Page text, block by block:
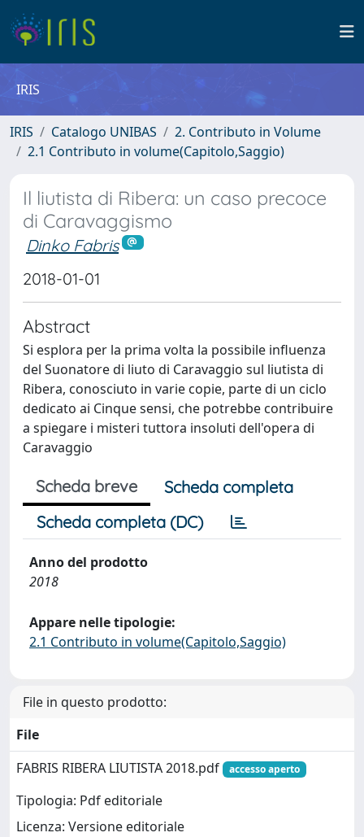
IRIS
IRIS Catalogo UNIBAS
2. Contributo in Volume
2.1 Contributo in volume(Capitolo,Saggio)
Il liutista di Ribera: un caso precoce
di Caravaggismo
Dinko Fabris
2018-01-01
Abstract
Si esplora per la prima volta la possibile influenza
del Suonatore di liuto di Caravaggio sul liutista di
Ribera, conosciuto in varie copie, parte di un ciclo
dedicato ai Cinque sensi, che potrebbe contribuire
a spiegare i misteri tuttora insoluti dell'opera di
Caravaggio
Scheda breve
Scheda completa
Scheda completa (DC)
Anno del prodotto
2018
Appare nelle tipologie:
2.1 Contributo in volume(Capitolo,Saggio)
File in questo prodotto:
File
FABRIS RIBERA LIUTISTA 2018.pdf
accesso aperto
Tipologia: Pdf editoriale
Licenza: Versione editoriale